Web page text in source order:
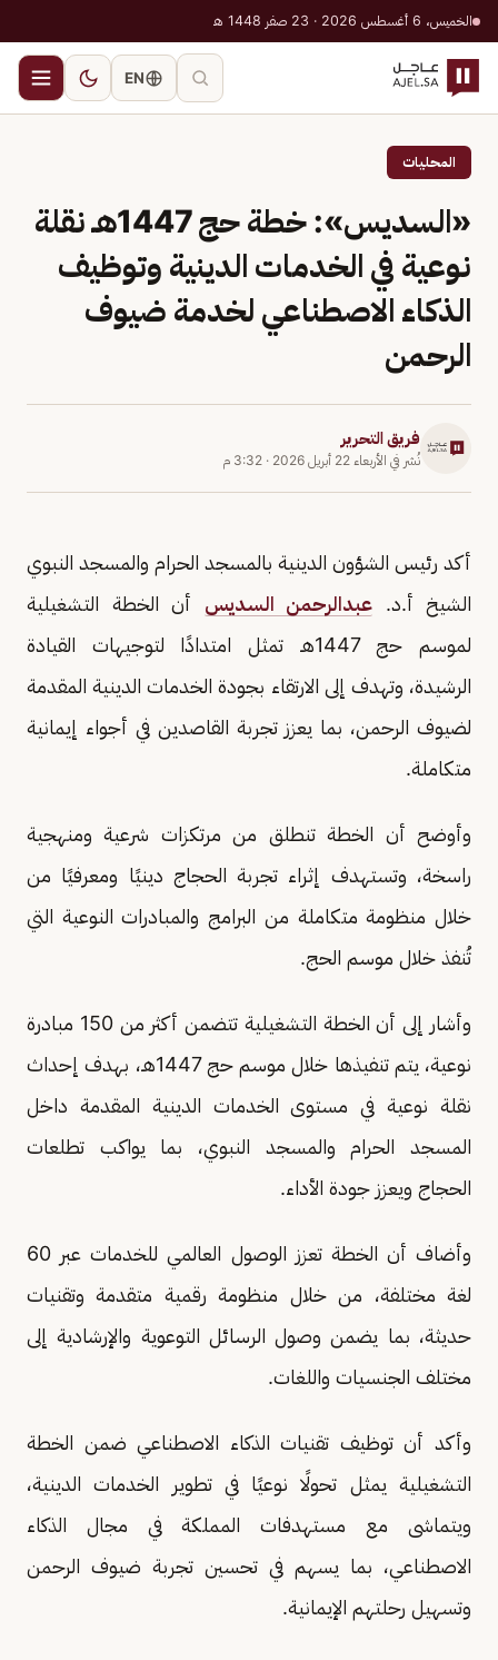
الخميس، 6 أغسطس 2026 · 23 صفر 1448 هـ
EN
المحليات
«السديس»: خطة حج 1447هـ نقلة
نوعية في الخدمات الدينية وتوظيف
الذكاء الاصطناعي لخدمة ضيوف
الرحمن
فريق التحرير
نُشر في الأربعاء 22 أبريل 2026 · 3:32 م
أكد رئيس الشؤون الدينية بالمسجد الحرام والمسجد النبوي
الشيخ أ.د. عبدالرحمن السديس أن الخطة التشغيلية
لموسم حج 1447هـ تمثل امتدادًا لتوجيهات القيادة
الرشيدة، وتهدف إلى الارتقاء بجودة الخدمات الدينية المقدمة
لضيوف الرحمن، بما يعزز تجربة القاصدين في أجواء إيمانية
متكاملة.
وأوضح أن الخطة تنطلق من مرتكزات شرعية ومنهجية
راسخة، وتستهدف إثراء تجربة الحجاج دينيًا ومعرفيًا من
خلال منظومة متكاملة من البرامج والمبادرات النوعية التي
تُنفذ خلال موسم الحج.
وأشار إلى أن الخطة التشغيلية تتضمن أكثر من 150 مبادرة
نوعية، يتم تنفيذها خلال موسم حج 1447هـ، بهدف إحداث
نقلة نوعية في مستوى الخدمات الدينية المقدمة داخل
المسجد الحرام والمسجد النبوي، بما يواكب تطلعات
الحجاج ويعزز جودة الأداء.
وأضاف أن الخطة تعزز الوصول العالمي للخدمات عبر 60
لغة مختلفة، من خلال منظومة رقمية متقدمة وتقنيات
حديثة، بما يضمن وصول الرسائل التوعوية والإرشادية إلى
مختلف الجنسيات واللغات.
وأكد أن توظيف تقنيات الذكاء الاصطناعي ضمن الخطة
التشغيلية يمثل تحولًا نوعيًا في تطوير الخدمات الدينية،
ويتماشى مع مستهدفات المملكة في مجال الذكاء
الاصطناعي، بما يسهم في تحسين تجربة ضيوف الرحمن
وتسهيل رحلتهم الإيمانية.